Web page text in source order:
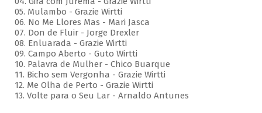
05. Mulambo - Grazie Wirtti
06. No Me Llores Mas - Mari Jasca
07. Don de Fluir - Jorge Drexler
08. Enluarada - Grazie Wirtti
09. Campo Aberto - Guto Wirtti
10. Palavra de Mulher - Chico Buarque
11. Bicho sem Vergonha - Grazie Wirtti
12. Me Olha de Perto - Grazie Wirtti
13. Volte para o Seu Lar - Arnaldo Antunes